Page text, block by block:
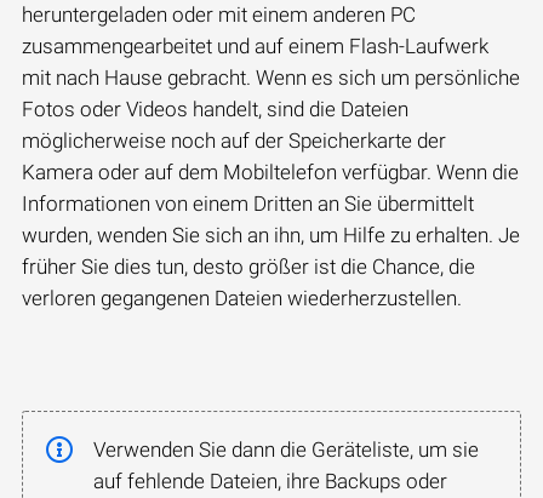
heruntergeladen oder mit einem anderen PC
zusammengearbeitet und auf einem Flash-Laufwerk
mit nach Hause gebracht. Wenn es sich um persönliche
Fotos oder Videos handelt, sind die Dateien
möglicherweise noch auf der Speicherkarte der
Kamera oder auf dem Mobiltelefon verfügbar. Wenn die
Informationen von einem Dritten an Sie übermittelt
wurden, wenden Sie sich an ihn, um Hilfe zu erhalten. Je
früher Sie dies tun, desto größer ist die Chance, die
verloren gegangenen Dateien wiederherzustellen.
Verwenden Sie dann die Geräteliste, um sie
auf fehlende Dateien, ihre Backups oder